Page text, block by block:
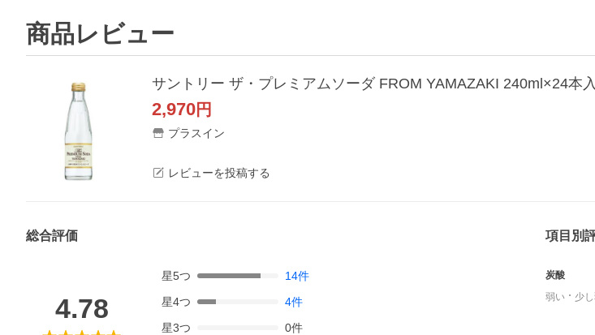
商品レビュー
サントリー ザ・プレミアムソーダ FROM YAMAZAKI
2,970円
プラスイン
レビューを投稿する
総合評価
4.78
星5つ 14件
星4つ 4件
星3つ 0件
項目別
炭酸
弱い
少